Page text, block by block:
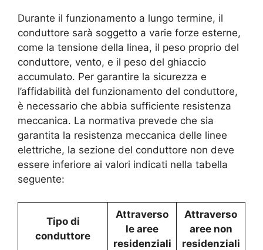
Durante il funzionamento a lungo termine, il
conduttore sarà soggetto a varie forze esterne,
come la tensione della linea, il peso proprio del
conduttore, vento, e il peso del ghiaccio
accumulato. Per garantire la sicurezza e
l’affidabilità del funzionamento del conduttore,
è necessario che abbia sufficiente resistenza
meccanica. La normativa prevede che sia
garantita la resistenza meccanica delle linee
elettriche, la sezione del conduttore non deve
essere inferiore ai valori indicati nella tabella
seguente:
Tipo di
conduttore
Attraverso
le aree
residenziali
Attraverso
aree non
residenziali